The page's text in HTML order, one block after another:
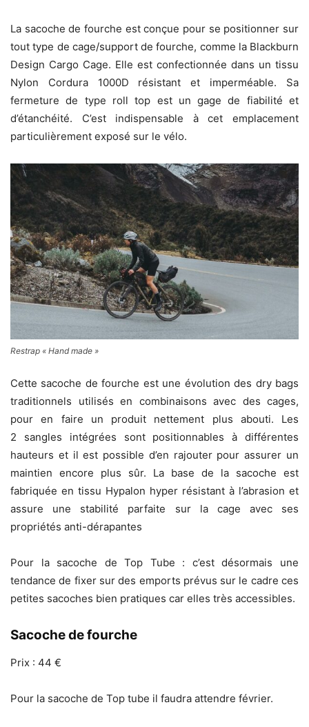
La sacoche de fourche est conçue pour se positionner sur
tout type de cage/support de fourche, comme la Blackburn
Design Cargo Cage. Elle est confectionnée dans un tissu
Nylon Cordura 1000D résistant et imperméable. Sa
fermeture de type roll top est un gage de fiabilité et
d’étanchéité. C’est indispensable à cet emplacement
particulièrement exposé sur le vélo.
Restrap « Hand made »
Cette sacoche de fourche est une évolution des dry bags
traditionnels utilisés en combinaisons avec des cages,
pour en faire un produit nettement plus abouti. Les
2 sangles intégrées sont positionnables à différentes
hauteurs et il est possible d’en rajouter pour assurer un
maintien encore plus sûr. La base de la sacoche est
fabriquée en tissu Hypalon hyper résistant à l’abrasion et
assure une stabilité parfaite sur la cage avec ses
propriétés anti-dérapantes
Pour la sacoche de Top Tube : c’est désormais une
tendance de fixer sur des emports prévus sur le cadre ces
petites sacoches bien pratiques car elles très accessibles.
Sacoche de fourche
Prix : 44 €
Pour la sacoche de Top tube il faudra attendre février.